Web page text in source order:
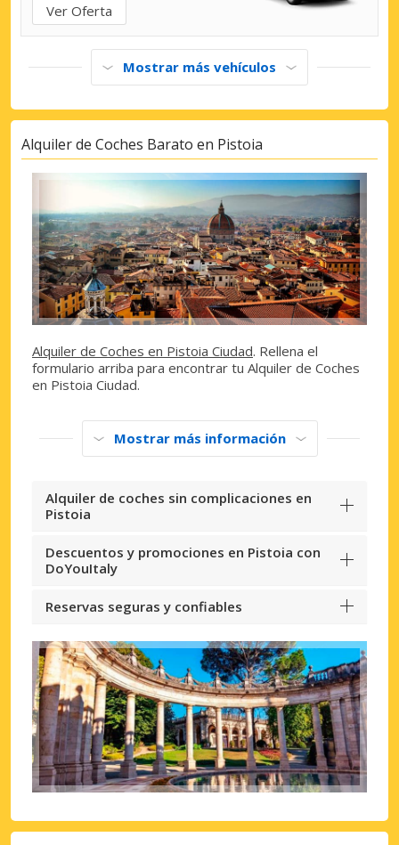
Ver Oferta
Mostrar más vehículos
Alquiler de Coches Barato en Pistoia
Alquiler de Coches en Pistoia Ciudad. Rellena el
formulario arriba para encontrar tu Alquiler de Coches
en Pistoia Ciudad.
Mostrar más información
Alquiler de coches sin complicaciones en
Pistoia
Descuentos y promociones en Pistoia con
DoYouItaly
Reservas seguras y confiables